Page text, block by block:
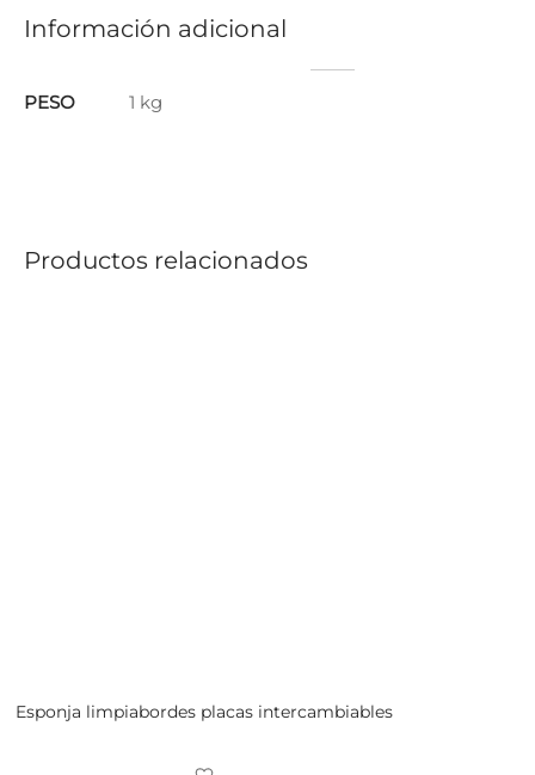
Información adicional
PESO 1 kg
Productos relacionados
Esponja limpiabordes placas intercambiables